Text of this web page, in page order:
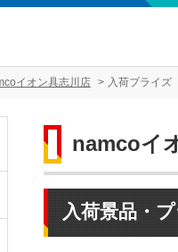
イオン具志川店 入荷プライズ
namcoイ
入荷景品・